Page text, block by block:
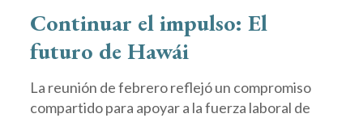
Continuar el impulso: El
futuro de Hawái
La reunión de febrero reflejó un compromiso
compartido para apoyar a la fuerza laboral de